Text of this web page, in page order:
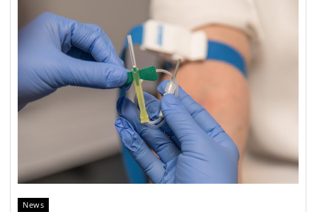
News